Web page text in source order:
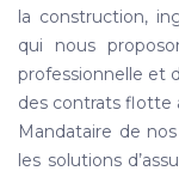
la construction,
qui nous
professionnelle et
des contrats flotte
Mandataire de
les solutions